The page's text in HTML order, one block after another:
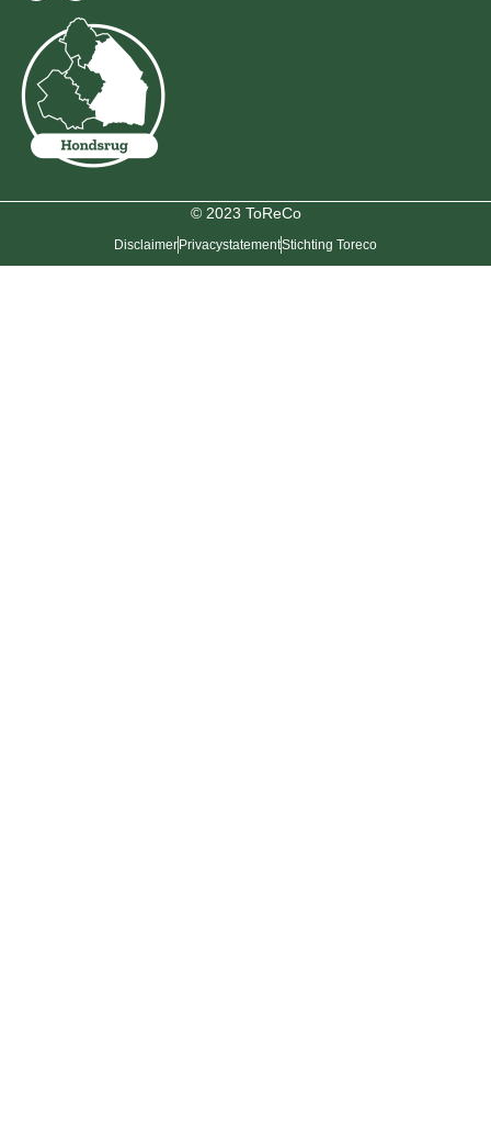
© 2023 ToReCo
Disclaimer PrivacystatementStichting Toreco